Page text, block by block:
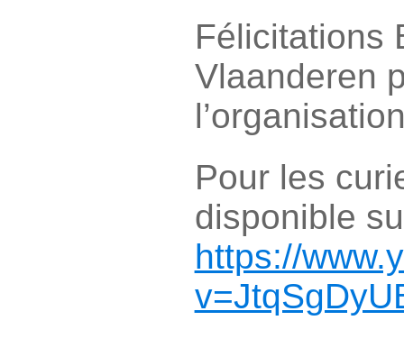
Félicitations
Vlaanderen
Pour les
disponible
https://